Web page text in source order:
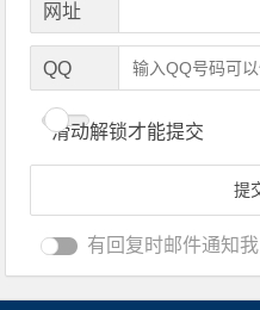
网址
QQ
滑动解锁才能提交
有回复时邮件通知我